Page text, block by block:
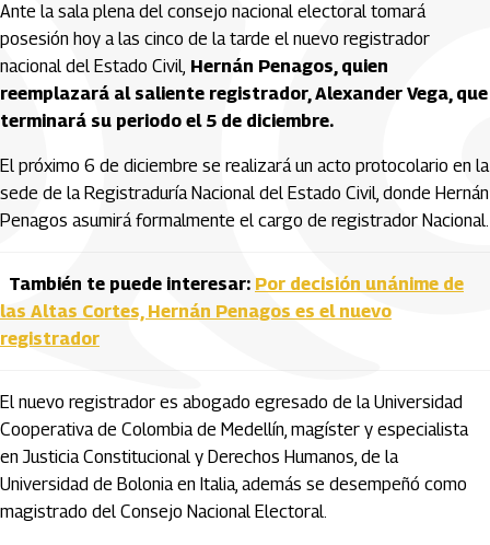
Ante la sala plena del consejo nacional electoral tomará
posesión hoy a las cinco de la tarde el nuevo registrador
nacional del Estado Civil, Hernán Penagos, quien
reemplazará al saliente registrador, Alexander Vega, que
terminará su periodo el 5 de diciembre.
El próximo 6 de diciembre se realizará un acto protocolario en la
sede de la Registraduría Nacional del Estado Civil, donde Hernán
Penagos asumirá formalmente el cargo de registrador Nacional.
También te puede interesar: Por decisión unánime de
las Altas Cortes, Hernán Penagos es el nuevo
registrador
El nuevo registrador es abogado egresado de la Universidad
Cooperativa de Colombia de Medellín, magíster y especialista
en Justicia Constitucional y Derechos Humanos, de la
Universidad de Bolonia en Italia, además se desempeñó como
magistrado del Consejo Nacional Electoral.